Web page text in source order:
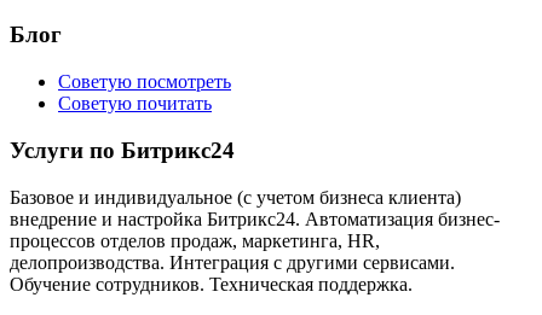
Блог
Советую посмотреть
Советую почитать
Услуги по Битрикс24
Базовое и индивидуальное (с учетом бизнеса клиента)
внедрение и настройка Битрикс24. Автоматизация бизнес-
процессов отделов продаж, маркетинга, HR,
делопроизводства. Интеграция с другими сервисами.
Обучение сотрудников. Техническая поддержка.